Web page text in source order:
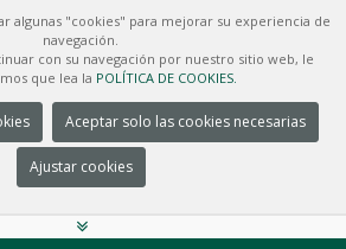
algunas "cookies" para mejorar su experiencia de
navegación.
con su navegación por nuestro sitio web, le
que lea la POLÍTICA DE COOKIES.
Aceptar solo las cookies necesarias
Ajustar cookies